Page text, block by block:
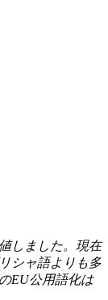
しました。現在
シャ語よりも多
EU公用語化は